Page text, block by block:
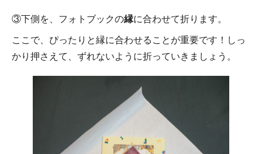
③下側を、フォトブックの縁に合わせて折ります。
ここで、ぴったりと縁に合わせることが重要です！しっ
かり押さえて、ずれないように折っていきましょう。